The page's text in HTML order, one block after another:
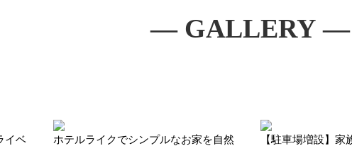
― GALLERY ―
イベ
ホテルライクでシンプルなお家を自然
【駐車場増設】家